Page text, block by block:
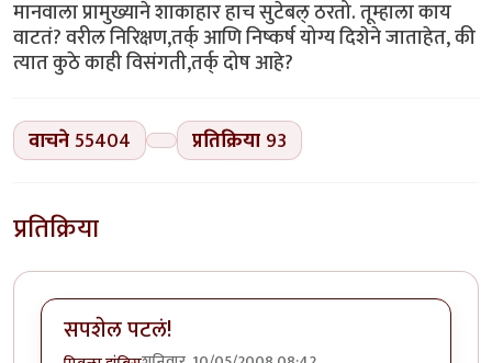
मानवाला प्रामुख्याने शाकाहार हाच सुटेबल् ठरतो. तूम्हाला काय
वाटतं? वरील निरिक्षण,तर्क् आणि निष्कर्ष योग्य दिशेने जाताहेत, की
त्यात कुठे काही विसंगती,तर्क् दोष आहे?
वाचने55404 प्रतिक्रिया 93
प्रतिक्रिया
सपशेल पटलं!